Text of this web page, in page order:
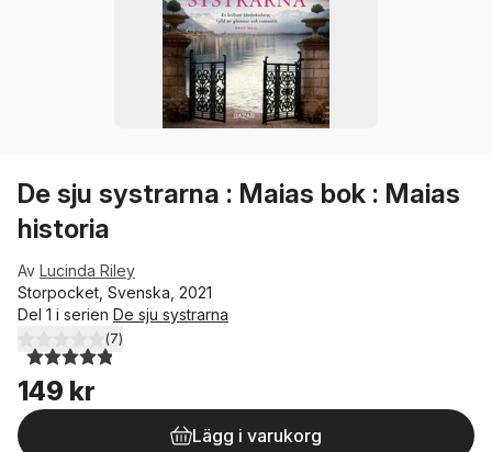
De sju systrarna : Maias bok : Maias
historia
Av Lucinda Riley
Storpocket, Svenska, 2021
Del 1 i serien De sju systrarna
4,9utav 5 stjärnor. Totalt antal röster:
(7)
149 kr
Lägg i varukorg